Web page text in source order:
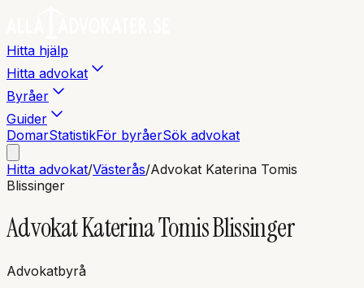
Hitta hjälp
Hitta advokat
Byråer
Guider
DomarStatistikFör byråerSök advokat
Hitta advokat/Västerås/Advokat Katerina Tomis
Blissinger
Advokat Katerina Tomis Blissinger
Advokatbyrå